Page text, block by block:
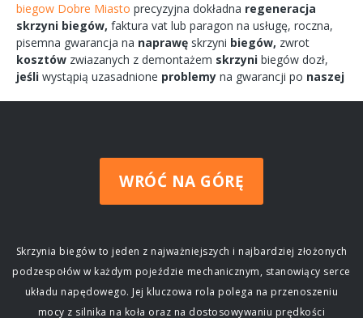
biegow Dobre Miasto precyzyjna dokładna regeneracja
skrzyni biegów, faktura vat lub paragon na usługę, roczna,
pisemna gwarancja na naprawę skrzyni biegów, zwrot
kosztów zwiazanych z demontażem skrzyni biegów dozł,
jeśli wystąpią uzasadnione problemy na gwarancji po naszej
WRÓĆ NA GÓRĘ
Skrzynia biegów to jeden z najważniejszych i najbardziej złożonych
podzespołów w każdym pojeździe mechanicznym, stanowiący serce
układu napędowego. Jej kluczowa rola polega na przenoszeniu
mocy z silnika na koła oraz na dostosowywaniu prędkości